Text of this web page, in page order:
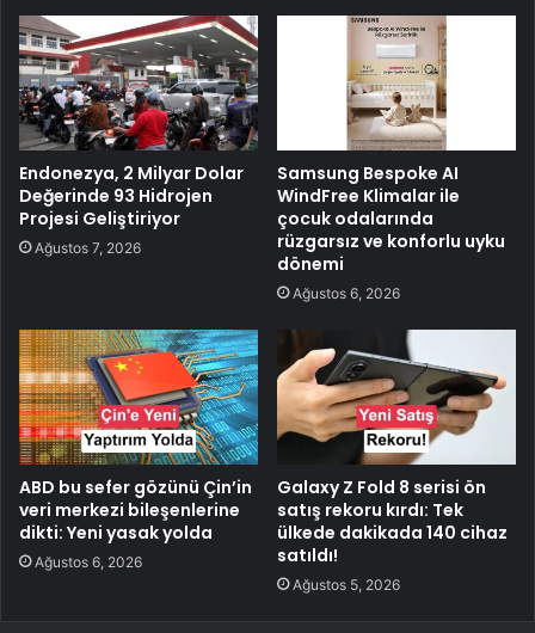
Endonezya, 2 Milyar Dolar
Değerinde 93 Hidrojen
Projesi Geliştiriyor
Ağustos 7, 2026
Samsung Bespoke AI
WindFree Klimalar ile
çocuk odalarında
rüzgarsız ve konforlu uyku
dönemi
Ağustos 6, 2026
ABD bu sefer gözünü Çin’in
veri merkezi bileşenlerine
dikti: Yeni yasak yolda
Ağustos 6, 2026
Galaxy Z Fold 8 serisi ön
satış rekoru kırdı: Tek
ülkede dakikada 140 cihaz
satıldı!
Ağustos 5, 2026